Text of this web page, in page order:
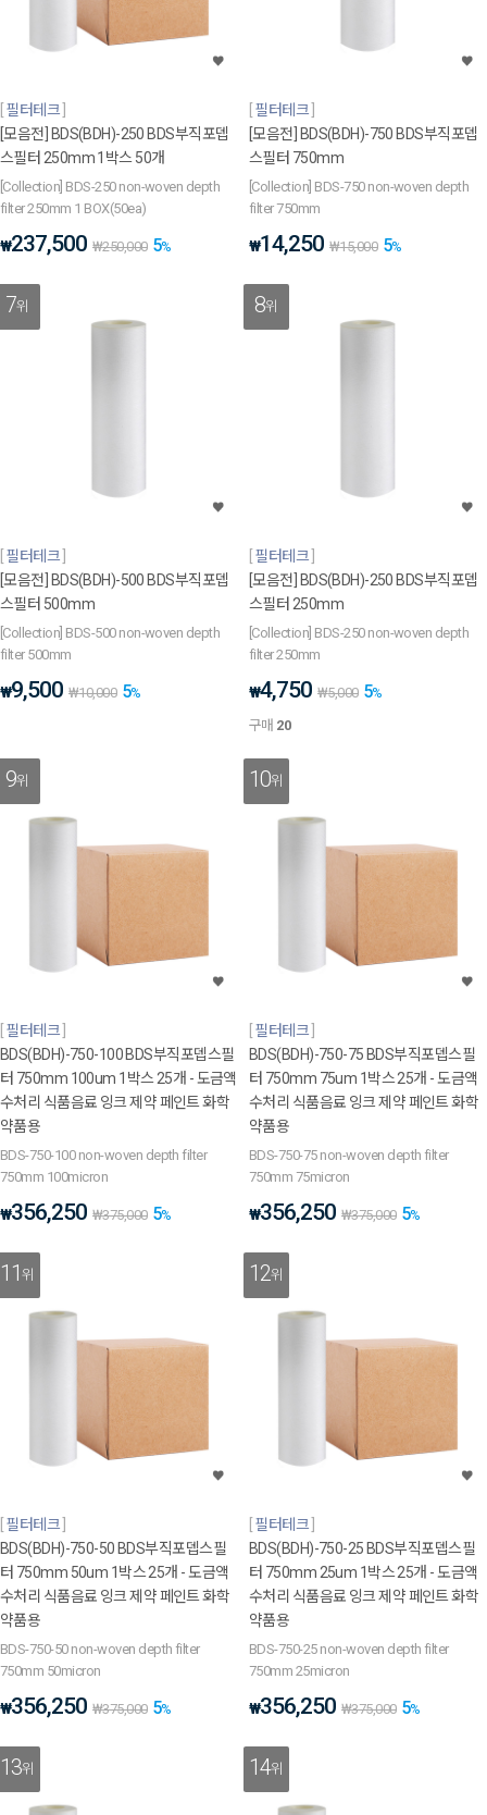
필터테크
[모음전] BDS(BDH)-250 BDS부직포뎁
스필터 250mm 1박스 50개
[Collection] BDS-250 non-woven depth
filter 250mm 1 BOX(50ea)
₩237,500 ₩250,000 5%
필터테크
[모음전] BDS(BDH)-750 BDS부직포뎁
스필터 750mm
[Collection] BDS-750 non-woven depth
filter 750mm
₩14,250 ₩15,000 5%
7위
필터테크
[모음전] BDS(BDH)-500 BDS부직포뎁
스필터 500mm
[Collection] BDS-500 non-woven depth
filter 500mm
₩9,500 ₩10,000 5%
8위
필터테크
[모음전] BDS(BDH)-250 BDS부직포뎁
스필터 250mm
[Collection] BDS-250 non-woven depth
filter 250mm
₩4,750 ₩5,000 5%
구매 20
9위
필터테크
BDS(BDH)-750-100 BDS부직포뎁스필
터 750mm 100um 1박스 25개 - 도금액
수처리 식품음료 잉크 제약 페인트 화학
약품용
BDS-750-100 non-woven depth filter
750mm 100micron
₩356,250 ₩375,000 5%
10위
필터테크
BDS(BDH)-750-75 BDS부직포뎁스필
터 750mm 75um 1박스 25개 - 도금액
수처리 식품음료 잉크 제약 페인트 화학
약품용
BDS-750-75 non-woven depth filter
750mm 75micron
₩356,250 ₩375,000 5%
11위
필터테크
BDS(BDH)-750-50 BDS부직포뎁스필
터 750mm 50um 1박스 25개 - 도금액
수처리 식품음료 잉크 제약 페인트 화학
약품용
BDS-750-50 non-woven depth filter
750mm 50micron
₩356,250 ₩375,000 5%
12위
필터테크
BDS(BDH)-750-25 BDS부직포뎁스필
터 750mm 25um 1박스 25개 - 도금액
수처리 식품음료 잉크 제약 페인트 화학
약품용
BDS-750-25 non-woven depth filter
750mm 25micron
₩356,250 ₩375,000 5%
13위 14위